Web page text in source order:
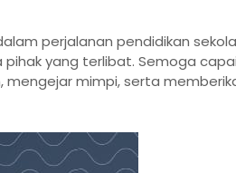
perjalanan pendidikan
yang terlibat. Semoga
mimpi, serta